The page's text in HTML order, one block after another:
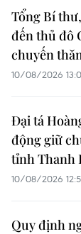
Tổng Bí
đến thủ đô
chuyến
10/08/2026
Đại tá
động giữ
tỉnh Thanh
10/08/2026
Quy định